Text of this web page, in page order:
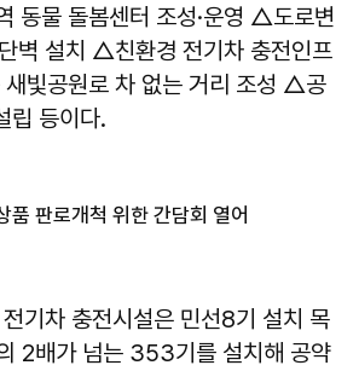
동물 돌봄센터 조성·운영 △도로변
벽 설치 △친환경 전기차 충전인프
빛공원로 차 없는 거리 조성 △공
립 등이다.
품 판로개척 위한 간담회 열어
기차 충전시설은 민선8기 설치 목
2배가 넘는 353기를 설치해 공약